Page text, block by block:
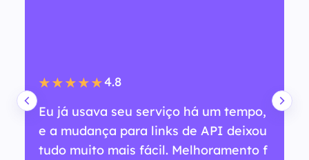
★★★★★4.8
Eu já usava seu serviço há um tempo,
e a mudança para links de API deixou
tudo muito mais fácil. Melhoramento f